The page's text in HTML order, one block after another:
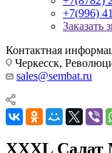
+7(996)
Заказать
Контактная
Черкесск,
sales@sembat.ru
ХХХL Салат